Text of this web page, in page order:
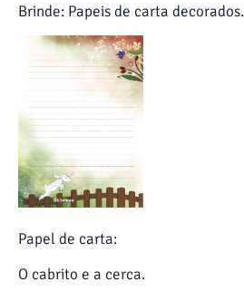
Brinde: Papeis de carta decorados.
Papel de carta:
O cabrito e a cerca.